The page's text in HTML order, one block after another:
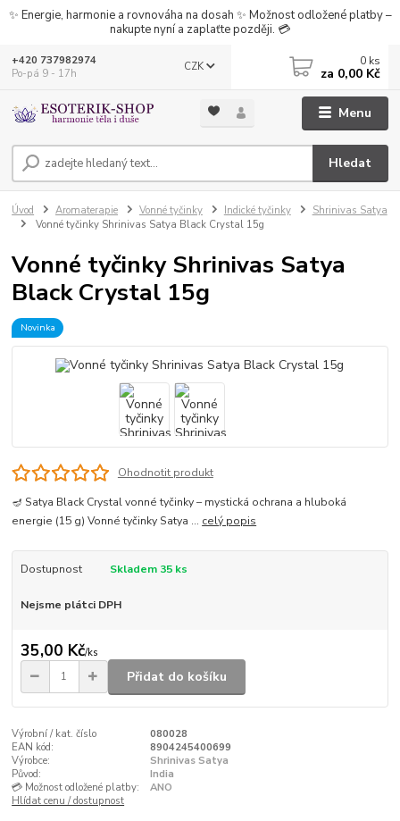
✨ Energie, harmonie a rovnováha na dosah ✨ Možnost odložené platby –
nakupte nyní a zaplaťte později. 💳
Menu
CZK
Hledat
+420 737982974
Po-pá 9 - 17h
0 ks
za 0,00 Kč
Úvod Aromaterapie Vonné tyčinky Indické tyčinky
Shrinivas Satya
Vonné tyčinky Shrinivas Satya Black Crystal 15g
Vonné tyčinky Shrinivas Satya
Black Crystal 15g
Novinka
Ohodnotit produkt
🪔 Satya Black Crystal vonné tyčinky – mystická ochrana a hluboká
energie (15 g) Vonné tyčinky Satya ... celý popis
Dostupnost Skladem 35 ks
Nejsme plátci DPH
35,00 Kč/ks
Přidat do košíku
Výrobní / kat. číslo
080028
EAN kód:
8904245400699
Výrobce:
Shrinivas Satya
Původ:
India
💳 Možnost odložené platby:
ANO
Hlídat cenu / dostupnost